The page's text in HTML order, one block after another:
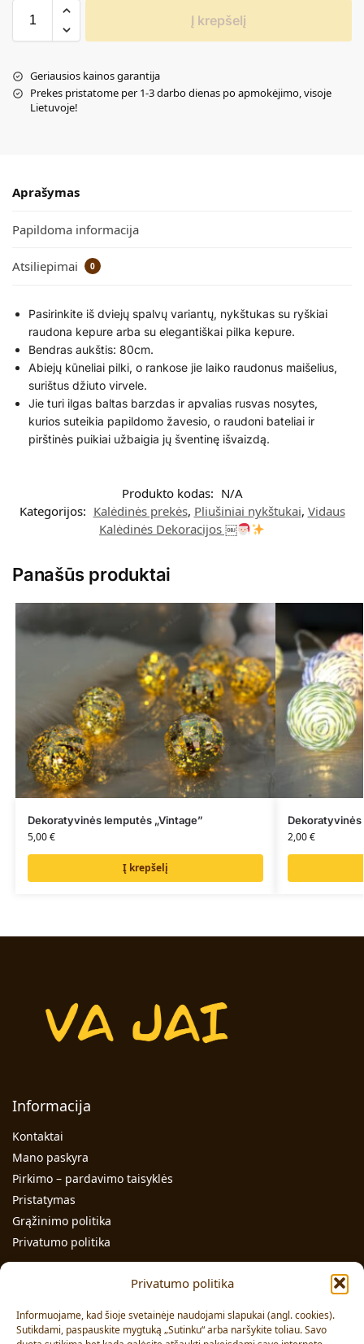
Privatumo politika
Informuojame, kad šioje svetainėje naudojami slapukai (angl. cookies).
Sutikdami, paspauskite mygtuką „Sutinku“ arba naršykite toliau. Savo
Į krepšelį
Geriausios kainos garantija
Prekes pristatome per 1-3 darbo dienas po apmokėjimo, visoje
Lietuvoje!
Aprašymas
Papildoma informacija
Atsiliepimai 0
Pasirinkite iš dviejų spalvų variantų, nykštukas su ryškiai
raudona kepure arba su elegantiškai pilka kepure.
Bendras aukštis: 80cm.
Abiejų kūneliai pilki, o rankose jie laiko raudonus maišelius,
surištus džiuto virvele.
Jie turi ilgas baltas barzdas ir apvalias rusvas nosytes,
kurios suteikia papildomo žavesio, o raudoni bateliai ir
pirštinės puikiai užbaigia jų šventinę išvaizdą.
Produkto kodas: N/A
Kategorijos: Kalėdinės prekės, Pliušiniai nykštukai, Vidaus
Kalėdinės Dekoracijos ￼
Panašūs produktai
Dekoratyvinės lemputės „Vintage”
5,00€
Į krepšelį
Dekoratyvinės
2,00€
Informacija
Kontaktai
Mano paskyra
Pirkimo – pardavimo taisyklės
Pristatymas
Grąžinimo politika
Privatumo politika
Individualios veiklos pažymos Nr.: 991331
Adresas: Volungės g. 23-18, LT-63176, Alytus